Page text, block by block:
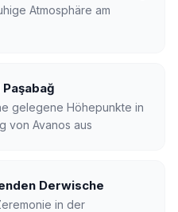
Atmosphäre am
gelegene Höhepunkte in
von Avanos aus
Derwische
in der